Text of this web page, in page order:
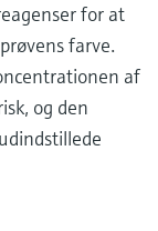
for at
farve.
af
og den